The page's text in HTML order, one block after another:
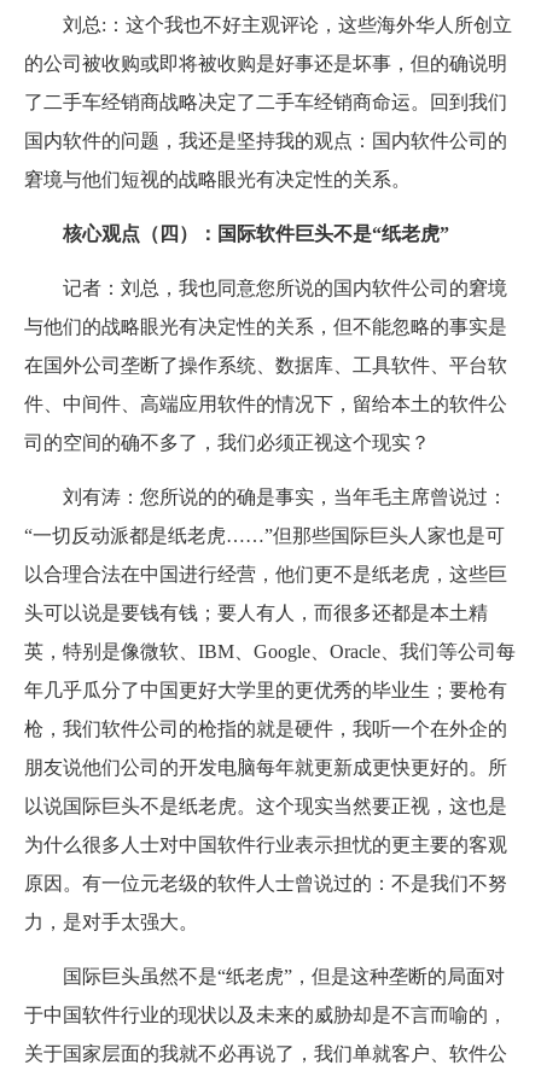
刘总:：这个我也不好主观评论，这些海外华人所创立
的公司被收购或即将被收购是好事还是坏事，但的确说明
了二手车经销商战略决定了二手车经销商命运。回到我们
国内软件的问题，我还是坚持我的观点：国内软件公司的
窘境与他们短视的战略眼光有决定性的关系。
核心观点（四）：国际软件巨头不是“纸老虎”
记者：刘总，我也同意您所说的国内软件公司的窘境
与他们的战略眼光有决定性的关系，但不能忽略的事实是
在国外公司垄断了操作系统、数据库、工具软件、平台软
件、中间件、高端应用软件的情况下，留给本土的软件公
司的空间的确不多了，我们必须正视这个现实？
刘有涛：您所说的的确是事实，当年毛主席曾说过：
“一切反动派都是纸老虎……”但那些国际巨头人家也是可
以合理合法在中国进行经营，他们更不是纸老虎，这些巨
头可以说是要钱有钱；要人有人，而很多还都是本土精
英，特别是像微软、IBM、Google、Oracle、我们等公司每
年几乎瓜分了中国更好大学里的更优秀的毕业生；要枪有
枪，我们软件公司的枪指的就是硬件，我听一个在外企的
朋友说他们公司的开发电脑每年就更新成更快更好的。所
以说国际巨头不是纸老虎。这个现实当然要正视，这也是
为什么很多人士对中国软件行业表示担忧的更主要的客观
原因。有一位元老级的软件人士曾说过的：不是我们不努
力，是对手太强大。
国际巨头虽然不是“纸老虎”，但是这种垄断的局面对
于中国软件行业的现状以及未来的威胁却是不言而喻的，
关于国家层面的我就不必再说了，我们单就客户、软件公